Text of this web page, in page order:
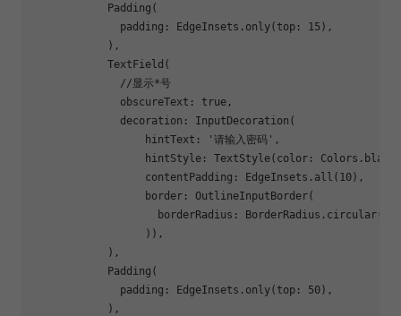
            Padding(
              padding: EdgeInsets.only(top:
15 ),
            ),
            TextField(
//显示*号
              obscureText:
true ,
              decoration: InputDecoration(
                  hintText:
'请输入密码' ,
hintStyle: TextStyle(color:
                  contentPadding: EdgeInsets.all(
10),
                  border: OutlineInputBorder(
                    borderRadius: BorderRadius.circular(
                  )),
            ),
            Padding(
              padding: EdgeInsets.only(top:
50),
            ),